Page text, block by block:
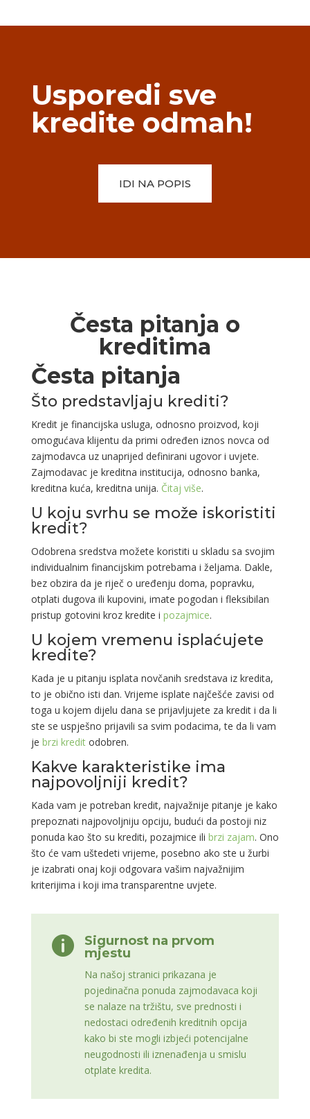
Usporedi sve
kredite odmah!
IDI NA POPIS
Česta pitanja o
kreditima
Česta pitanja
Što predstavljaju krediti?
Kredit je financijska usluga, odnosno proizvod, koji
omogućava klijentu da primi određen iznos novca od
zajmodavca uz unaprijed definirani ugovor i uvjete.
Zajmodavac je kreditna institucija, odnosno banka,
kreditna kuća, kreditna unija. Čitaj više.
U koju svrhu se može iskoristiti
kredit?
Odobrena sredstva možete koristiti u skladu sa svojim
individualnim financijskim potrebama i željama. Dakle,
bez obzira da je riječ o uređenju doma, popravku,
otplati dugova ili kupovini, imate pogodan i fleksibilan
pristup gotovini kroz kredite i pozajmice.
U kojem vremenu isplaćujete
kredite?
Kada je u pitanju isplata novčanih sredstava iz kredita,
to je obično isti dan. Vrijeme isplate najčešće zavisi od
toga u kojem dijelu dana se prijavljujete za kredit i da li
ste se uspješno prijavili sa svim podacima, te da li vam
je brzi kreditodobren.
Kakve karakteristike ima
najpovoljniji kredit?
Kada vam je potreban kredit, najvažnije pitanje je kako
prepoznati najpovoljniju opciju, budući da postoji niz
ponuda kao što su krediti, pozajmice ili brzi zajam. Ono
što će vam uštedeti vrijeme, posebno ako ste u žurbi
je izabrati onaj koji odgovara vašim najvažnijim
kriterijima i koji ima transparentne uvjete.

Sigurnost na prvom
mjestu
Na našoj stranici prikazana je
pojedinačna ponuda zajmodavaca koji
se nalaze na tržištu, sve prednosti i
nedostaci određenih kreditnih opcija
kako bi ste mogli izbjeći potencijalne
neugodnosti ili iznenađenja u smislu
otplate kredita.